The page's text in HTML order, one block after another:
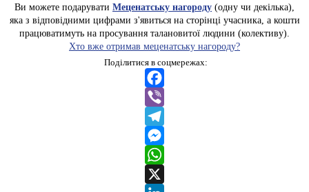
Ви можете подарувати Меценатську нагороду (одну чи декілька),
яка з відповідними цифрами з'явиться на сторінці учасника, а кошти
працюватимуть на просування талановитої людини (колективу).
Хто вже отримав меценатську нагороду?
Поділитися в соцмережах:
Facebook
Viber
Telegram
Messenger
WhatsApp